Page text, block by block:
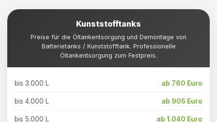
Kunststofftanks
Preise für die Öltankentsorgung und Demontage von
Batterietanks / Kunststofftank. Professionelle
Öltankentsorgung zum Festpreis.
bis 3.000 L ab 760 Euro
bis 4.000 L ab 905 Euro
bis 5.000 L ab 1.040 Euro